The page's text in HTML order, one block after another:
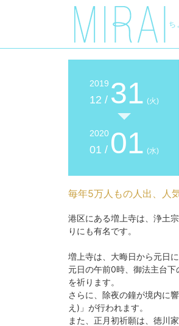
ち
2019
12 / 31 (火)
2020
01 / 01 (水)
毎年5万人もの人出、人
港区にある増上寺は、浄土
りにも有名です。
増上寺は、大晦日から元日
元日の午前0時、御法主台
を祈ります。
さらに、除夜の鐘が境内に
え)」が行われます。
また、正月初祈願は、徳川